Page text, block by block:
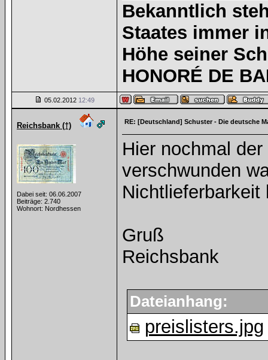
Bekanntlich
Staates immer
Höhe seiner
HONORÉ DE
05.02.2012 12:49
Reichsbank (†)
Dabei seit: 06.06.2007
Beiträge: 2.740
Wohnort: Nordhessen
RE: [Deutschland] Schuster - Die deutsche
Hier nochmal
verschwunden
Nichtlieferbarkeit
Gruß
Reichsbank
Dateianhang:
preislisters.jpg